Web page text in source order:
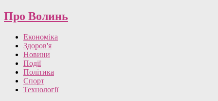
Про Волинь
Економіка
Здоров'я
Новини
Події
Політика
Спорт
Технології